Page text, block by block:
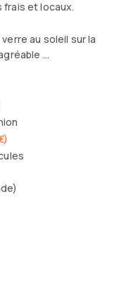
et locaux.
au soleil sur la
...
)